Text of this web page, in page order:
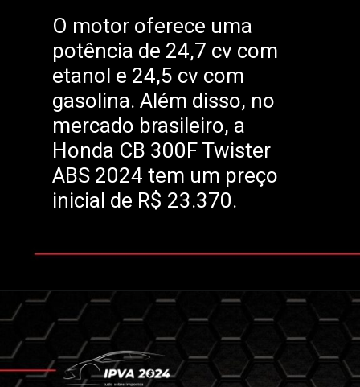
O motor oferece uma
potência de 24,7 cv com
etanol e 24,5 cv com
gasolina. Além disso, no
mercado brasileiro, a
Honda CB 300F Twister
ABS 2024 tem um preço
inicial de R$ 23.370.